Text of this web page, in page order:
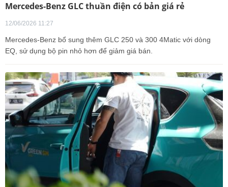
Mercedes-Benz GLC thuần điện có bản giá rẻ
12/06/2026 11:27
Mercedes-Benz bổ sung thêm GLC 250 và 300 4Matic với dòng
EQ, sử dụng bộ pin nhỏ hơn để giảm giá bán.